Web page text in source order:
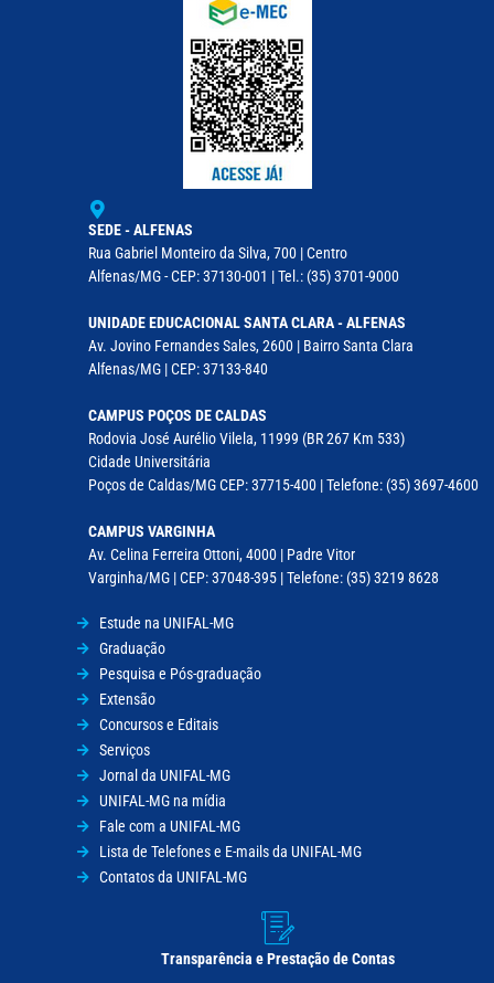
SEDE - ALFENAS
Rua Gabriel Monteiro da Silva, 700 | Centro
Alfenas/MG - CEP: 37130-001 | Tel.: (35) 3701-9000
UNIDADE EDUCACIONAL SANTA CLARA - ALFENAS
Av. Jovino Fernandes Sales, 2600 | Bairro Santa Clara
Alfenas/MG | CEP: 37133-840
CAMPUS POÇOS DE CALDAS
Rodovia José Aurélio Vilela, 11999 (BR 267 Km 533)
Cidade Universitária
Poços de Caldas/MG CEP: 37715-400 | Telefone: (35) 3697-4600
CAMPUS VARGINHA
Av. Celina Ferreira Ottoni, 4000 | Padre Vitor
Varginha/MG | CEP: 37048-395 | Telefone: (35) 3219 8628
Estude na UNIFAL-MG
Graduação
Pesquisa e Pós-graduação
Extensão
Concursos e Editais
Serviços
Jornal da UNIFAL-MG
UNIFAL-MG na mídia
Fale com a UNIFAL-MG
Lista de Telefones e E-mails da UNIFAL-MG
Contatos da UNIFAL-MG
Transparência e Prestação de Contas